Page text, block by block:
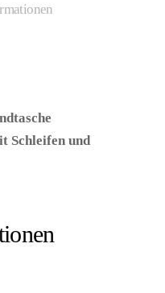
Schleifen und